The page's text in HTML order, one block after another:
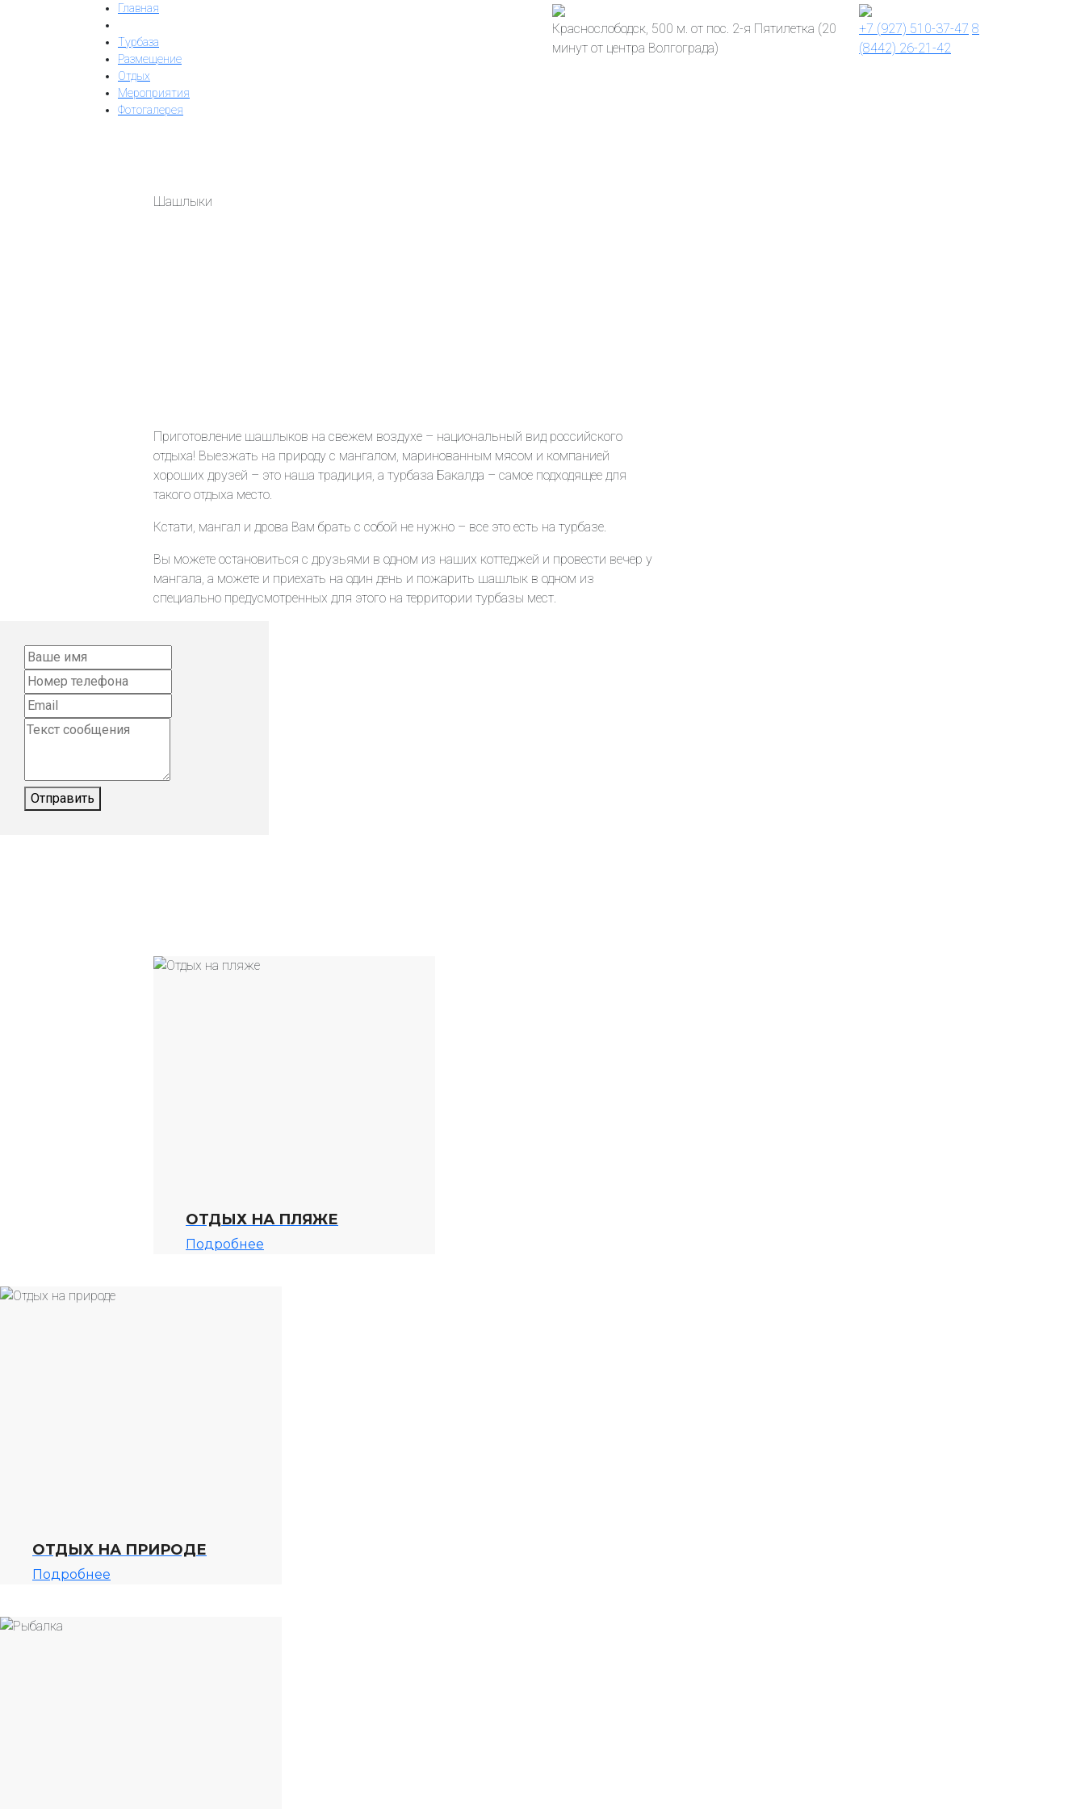
Главная
Турбаза
Размещение
Отдых
Мероприятия
Фотогалерея
Краснослободск, 500 м. от пос. 2-я Пятилетка (20
минут от центра Волгограда)
+7 (927) 510-37-47 8
(8442) 26-21-42
Шашлыки
Приготовление шашлыков на свежем воздухе – национальный вид российского
отдыха! Выезжать на природу с мангалом, маринованным мясом и компанией
хороших друзей – это наша традиция, а турбаза Бакалда – самое подходящее для
такого отдыха место.
Кстати, мангал и дрова Вам брать с собой не нужно – все это есть на турбазе.
Вы можете остановиться с друзьями в одном из наших коттеджей и провести вечер у
мангала, а можете и приехать на один день и пожарить шашлык в одном из
специально предусмотренных для этого на территории турбазы мест.
Отправить
ОТДЫХ НА ПЛЯЖЕ
Подробнее
ОТДЫХ НА ПРИРОДЕ
Подробнее